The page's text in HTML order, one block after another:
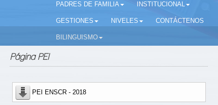
PADRES DE FAMILIA INSTITUCIONAL
GESTIONES NIVELES CONTÁCTENOS
BILINGUISMO
Página PEI
PEI ENSCR - 2018